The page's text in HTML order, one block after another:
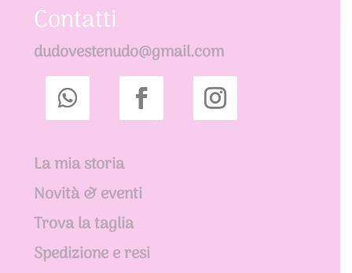
Contatti
dudovestenudo@gmail.com
La mia storia
Novità & eventi
Trova la taglia
Spedizione e resi